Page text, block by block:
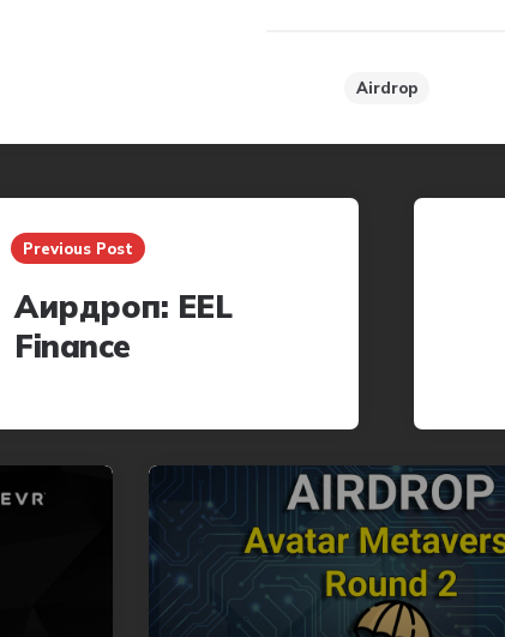
Airdrop
Previous Post
Аирдроп: EEL
Finance